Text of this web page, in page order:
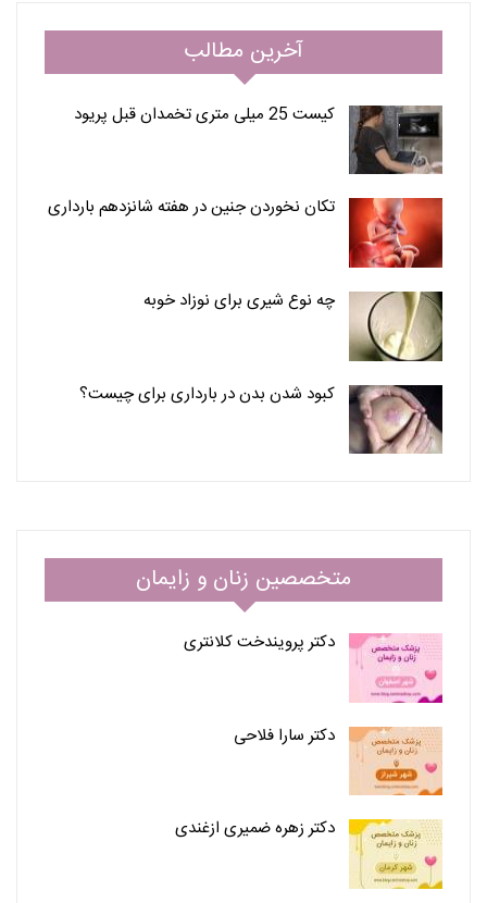
آخرین مطالب
کیست 25 میلی متری تخمدان قبل پریود
تکان نخوردن جنین در هفته شانزدهم بارداری
چه نوع شیری برای نوزاد خوبه
کبود شدن بدن در بارداری برای چیست؟
متخصصین زنان و زایمان
دکتر پرویندخت کلانتری
دکتر سارا فلاحی
دکتر زهره ضمیری ازغندی